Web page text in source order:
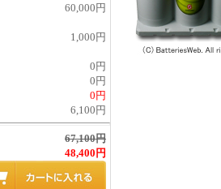
60,000円
1,000円
0円
0円
0円
6,100円
67,100円
48,400円